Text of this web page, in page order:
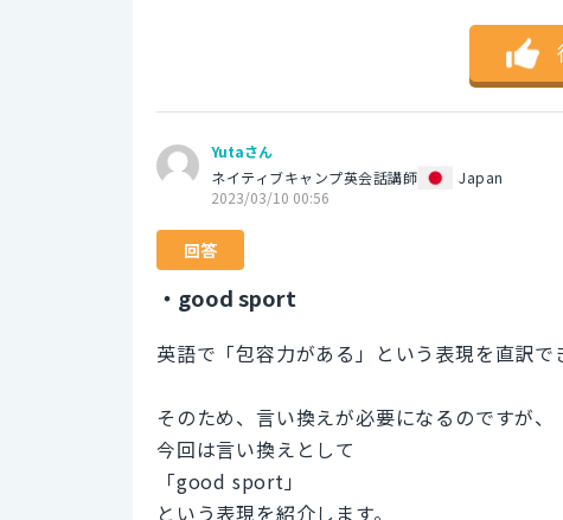
Yutaさん
ネイティブキャンプ英会話講師
Japan
2023/03/10 00:56
回答
・good sport
英語で「包容力がある」という表現を直訳で
そのため、言い換えが必要になるのですが、
今回は言い換えとして
「good sport」
という表現を紹介します。